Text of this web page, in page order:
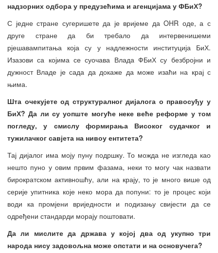
надзорних одбора у предузећима и агенцијама у ФБиХ?
С једне стране сугеришете да је вријеме да OHR оде, а с
друге стране да би требало да интервенишеми
рјешавампитања која су у надлежности институција БиХ.
Изазови са којима се суочава Влада ФБиХ су безбројни и
дужност Владе је сада да докаже да може изаћи на крај с
њима.
Шта очекујете од структуралног дијалога о правосуђу у
БиХ? Да ли су уопште могуће неке веће реформе у том
погледу, у смислу формирања Високог судачког и
тужилачког савјета на нивоу ентитета?
Тај дијалог има моју пуну подршку. То можда не изгледа као
нешто пуно у овим првим фазама, неки то могу чак назвати
бирократском активношћу, али на крају, то је много више од
серије упитника које неко мора да попуни: то је процес који
води ка промјени вриједности и подизању свијести да се
одређени стандарди морају поштовати.
Да ли мислите да држава у којој два од укупно три
народа нису задовољна може опстати и на основучега?